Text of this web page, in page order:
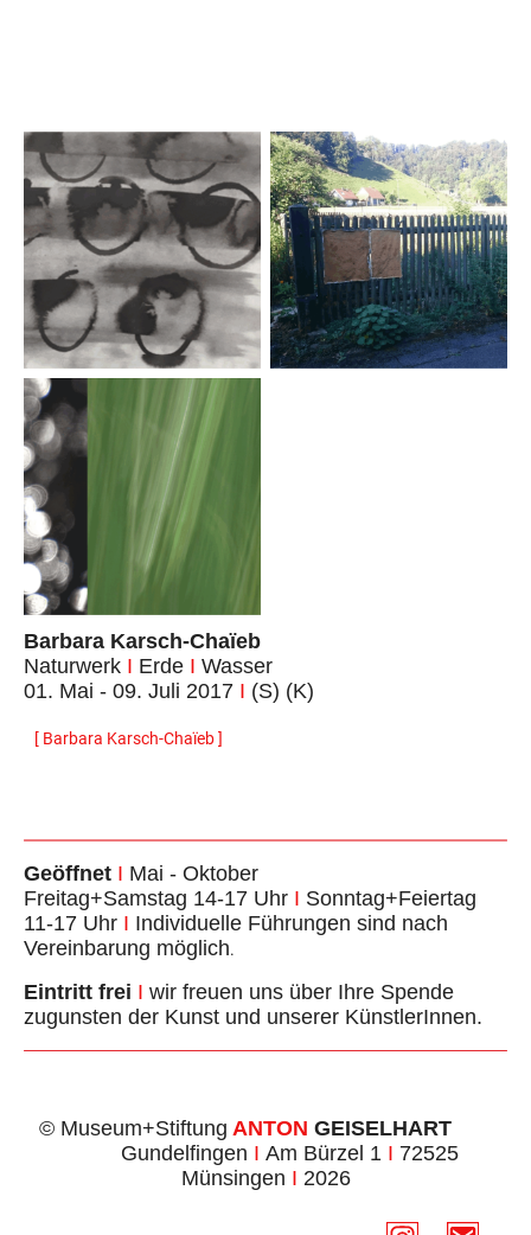
Barbara Karsch-Chaïeb
Naturwerk I Erde I Wasser
01. Mai - 09. Juli 2017 I (S) (K)
[ Barbara Karsch-Chaïeb ]
Geöffnet I Mai - Oktober
Freitag+Samstag 14-17 Uhr I Sonntag+Feiertag
11-17 Uhr I Individuelle Führungen sind nach
Vereinbarung möglich.
Eintritt frei I wir freuen uns über Ihre Spende
zugunsten der Kunst und unserer KünstlerInnen.
© Museum+Stiftung ANTON GEISELHART
Gundelfingen I Am Bürzel 1 I 72525
Münsingen I 2026